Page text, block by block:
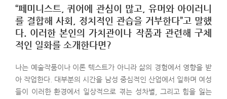
“페미니스트, 퀴어에 관심이 많고, 유머와 아이러니
를 결합해 사회, 정치적인 관습을 거부한다”고 말했
다. 이러한 본인의 가치관이나 작품과 관련해 구체
적인 일화를 소개한다면?
나는 예술작품이나 이론 텍스트가 아니라 삶의 경험에서 영향을 받
아 작업한다. 대부분의 시간을 남성 중심적인 산업에서 일하며 여성
들이 이러한 환경에서 일상적으로 겪는 성차별, 그리고 힘을 잃는